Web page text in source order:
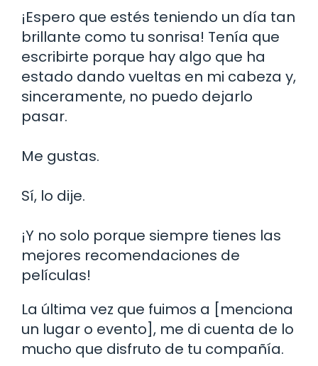
¡Espero que estés teniendo un día tan
brillante como tu sonrisa! Tenía que
escribirte porque hay algo que ha
estado dando vueltas en mi cabeza y,
sinceramente, no puedo dejarlo
pasar.
Me gustas.
Sí, lo dije.
¡Y no solo porque siempre tienes las
mejores recomendaciones de
películas!
La última vez que fuimos a [menciona
un lugar o evento], me di cuenta de lo
mucho que disfruto de tu compañía.